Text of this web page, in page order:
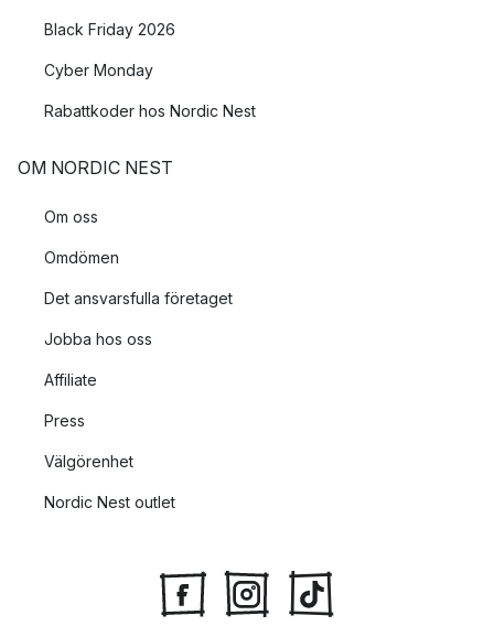
Black Friday 2026
Cyber Monday
Rabattkoder hos Nordic Nest
OM NORDIC NEST
Om oss
Omdömen
Det ansvarsfulla företaget
Jobba hos oss
Affiliate
Press
Välgörenhet
Nordic Nest outlet